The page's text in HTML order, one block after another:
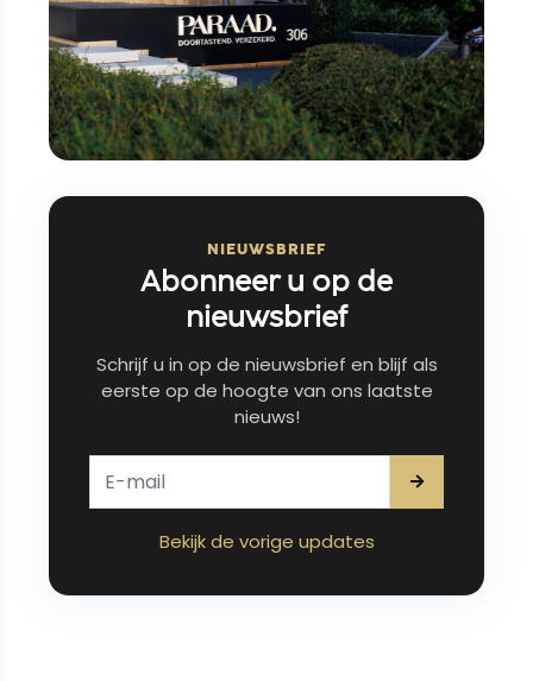
NIEUWSBRIEF
Abonneer u op de
nieuwsbrief
Schrijf u in op de nieuwsbrief en blijf als
eerste op de hoogte van ons laatste
nieuws!
Bekijk de vorige updates